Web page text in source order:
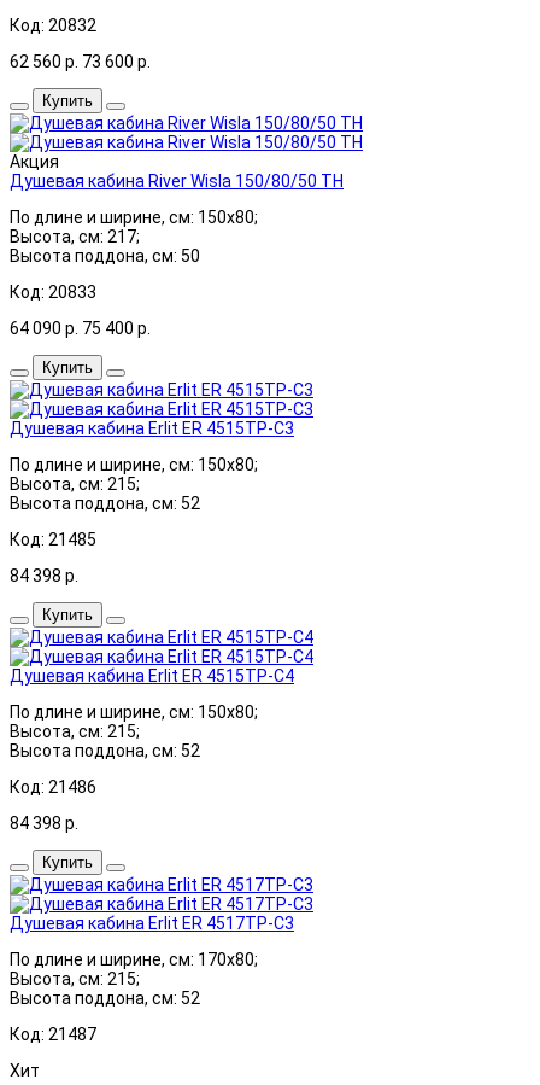
Код: 20832
62 560 р. 73 600 р.
Купить
Акция
Душевая кабина River Wisla 150/80/50 ТН
По длине и ширине, см: 150x80;
Высота, см: 217;
Высота поддона, см: 50
Код: 20833
64 090 р. 75 400 р.
Купить
Душевая кабина Erlit ER 4515TP-C3
По длине и ширине, см: 150x80;
Высота, см: 215;
Высота поддона, см: 52
Код: 21485
84 398 р.
Купить
Душевая кабина Erlit ER 4515TP-C4
По длине и ширине, см: 150x80;
Высота, см: 215;
Высота поддона, см: 52
Код: 21486
84 398 р.
Купить
Душевая кабина Erlit ER 4517TP-C3
По длине и ширине, см: 170x80;
Высота, см: 215;
Высота поддона, см: 52
Код: 21487
Хит